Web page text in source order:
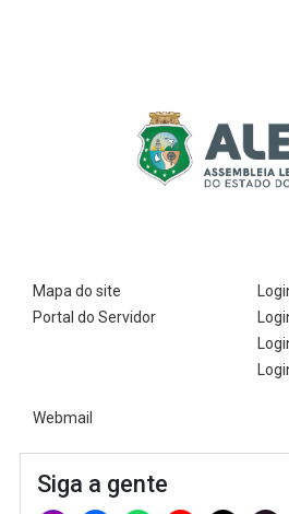
Mapa do site
Portal do Servidor
Webmail
Siga a gente